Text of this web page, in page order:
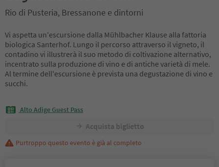
Rio di Pusteria, Bressanone e dintorni
Vi aspetta un'escursione dalla Mühlbacher Klause alla fattoria
biologica Santerhof. Lungo il percorso attraverso il vigneto, il
contadino vi illustrerà il suo metodo di coltivazione alternativo,
incentrato sulla produzione di vino e di antiche varietà di mele.
Al termine dell'escursione è prevista una degustazione di vino e
succhi.
Alto Adige Guest Pass
Acquista biglietto
Purtroppo questo evento è già al completo